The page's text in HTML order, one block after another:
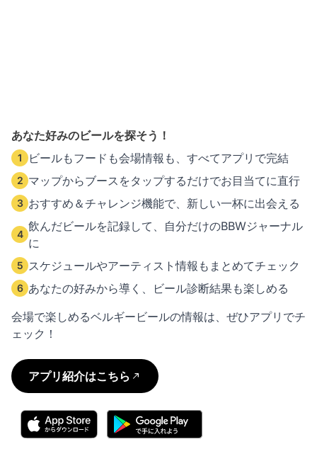
あなた好みのビールを探そう！
1 ビールもフードも会場情報も、すべてアプリで完結
2 マップからブースをタップするだけでお目当てに直行
3 おすすめ＆チャレンジ機能で、新しい一杯に出会える
4
飲んだビールを記録して、自分だけのBBWジャーナル
に
5 スケジュールやアーティスト情報もまとめてチェック
6 あなたの好みから導く、ビール診断結果も楽しめる
会場で楽しめるベルギービールの情報は、ぜひアプリでチ
ェック！
アプリ紹介はこちら